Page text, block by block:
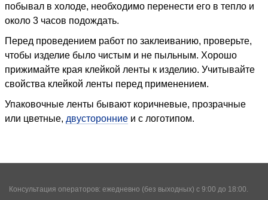
побывал в холоде, необходимо перенести его в тепло и
около 3 часов подождать.
Перед проведением работ по заклеиванию, проверьте,
чтобы изделие было чистым и не пыльным. Хорошо
прижимайте края клейкой ленты к изделию. Учитывайте
свойства клейкой ленты перед применением.
Упаковочные ленты бывают коричневые, прозрачные
или цветные, двусторонние и с логотипом.
Консультация операторов: ежедневно (без выходных) с 9:00 до 18:00.